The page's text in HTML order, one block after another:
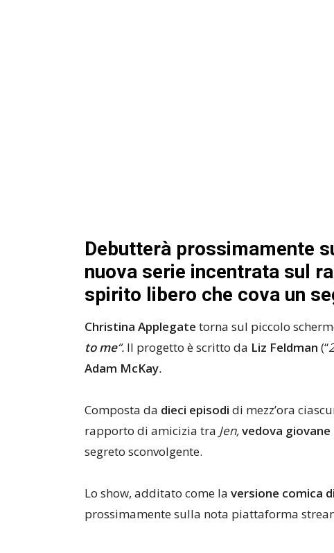
Debutterà prossimamente
nuova serie incentrata sul
spirito libero che cova un
Christina Applegate torna sul piccolo
to me“. Il progetto è scritto da Liz Feldman (“
Adam McKay.
Composta da dieci episodi di mezz’ora
rapporto di amicizia tra Jen,vedova giovane
segreto sconvolgente.
Lo show, additato come la versione comica
prossimamente sulla nota piattaforma